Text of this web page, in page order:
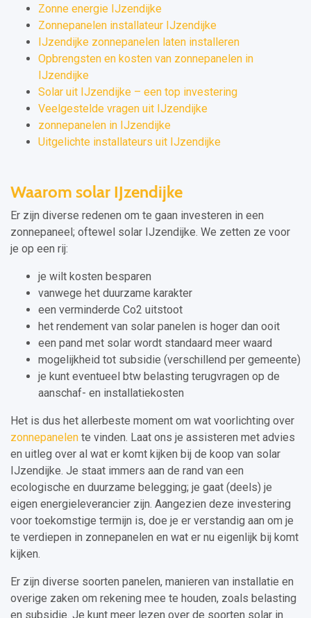
Zonne energie IJzendijke
Zonnepanelen installateur IJzendijke
IJzendijke zonnepanelen laten installeren
Opbrengsten en kosten van zonnepanelen in
IJzendijke
Solar uit IJzendijke – een top investering
Veelgestelde vragen uit IJzendijke
zonnepanelen in IJzendijke
Uitgelichte installateurs uit IJzendijke
Waarom solar IJzendijke
Er zijn diverse redenen om te gaan investeren in een
zonnepaneel; oftewel solar IJzendijke. We zetten ze voor
je op een rij:
je wilt kosten besparen
vanwege het duurzame karakter
een verminderde Co2 uitstoot
het rendement van solar panelen is hoger dan ooit
een pand met solar wordt standaard meer waard
mogelijkheid tot subsidie (verschillend per gemeente)
je kunt eventueel btw belasting terugvragen op de
aanschaf- en installatiekosten
Het is dus het allerbeste moment om wat voorlichting over
zonnepanelen te vinden. Laat ons je assisteren met advies
en uitleg over al wat er komt kijken bij de koop van solar
IJzendijke. Je staat immers aan de rand van een
ecologische en duurzame belegging; je gaat (deels) je
eigen energieleverancier zijn. Aangezien deze investering
voor toekomstige termijn is, doe je er verstandig aan om je
te verdiepen in zonnepanelen en wat er nu eigenlijk bij komt
kijken.
Er zijn diverse soorten panelen, manieren van installatie en
overige zaken om rekening mee te houden, zoals belasting
en subsidie. Je kunt meer lezen over de soorten solar in